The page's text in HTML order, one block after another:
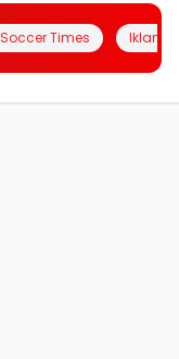
Soccer Times Iklanin